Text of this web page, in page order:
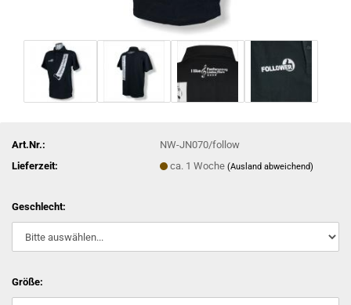
Art.Nr.:
NW-JN070/follow
Lieferzeit:
ca. 1 Woche(Ausland abweichend)
Geschlecht:
Größe: